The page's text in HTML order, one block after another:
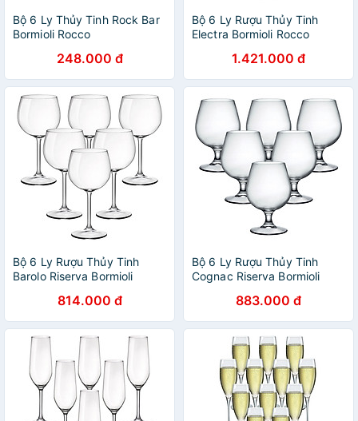
Bộ 6 Ly Thủy Tinh Rock Bar
Bormioli Rocco
248.000 đ
Bộ 6 Ly Rượu Thủy Tinh
Electra Bormioli Rocco
1.421.000 đ
Bộ 6 Ly Rượu Thủy Tinh
Barolo Riserva Bormioli
(480ml / Ly)814.000 đ
Bộ 6 Ly Rượu Thủy Tinh
Cognac Riserva Bormioli
(530ml / Ly)883.000 đ